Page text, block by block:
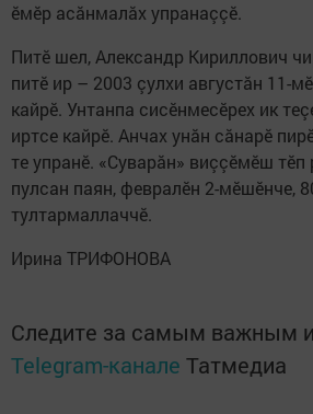
ӗмӗр асăнмалăх упранаççӗ.
Питӗ шел, Александр Кириллович
питӗ ир – 2003 çулхи августăн 11-
кайрӗ. Унтанпа сисӗнмесӗрех ик
иртсе кайрӗ. Анчах унăн сăнарӗ
те упранӗ. «Суварăн» виççӗмӗш тӗп
пулсан паян, февралӗн 2-мӗшӗнче,
тултармаллаччӗ.
Ирина ТРИФОНОВА
Следите за самым важным
Telegram-канале Татмедиа